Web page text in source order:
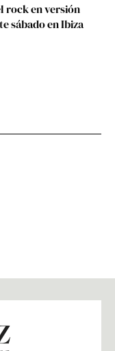
rock en versión
sábado en Ibiza